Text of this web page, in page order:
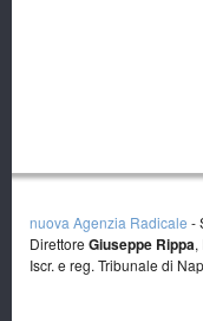
nuova Agenzia Radicale -
Direttore Giuseppe Rippa,
Iscr. e reg. Tribunale di